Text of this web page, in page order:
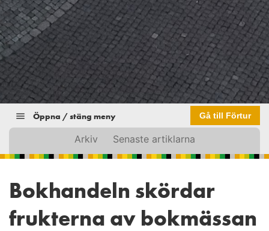
Öppna / stäng meny Gå till Förtur
Arkiv Senaste artiklarna
Bokhandeln skördar
frukterna av bokmässan